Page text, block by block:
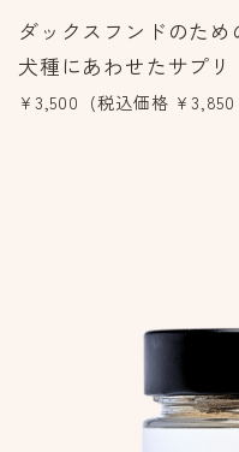
ダックスフンドのため
犬種にあわせたサプリ
¥3,500 (税込価格 ¥3,850